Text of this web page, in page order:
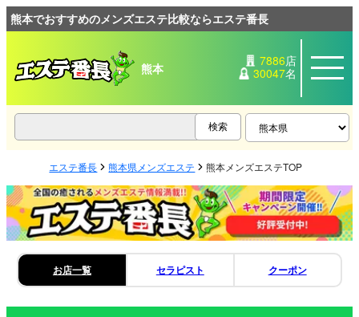
熊本でおすすめのメンズエステ比較ならエステ番長
熊本 7886店
30047名
エステ番長 熊本県メンズエステ 熊本メンズエステTOP
お店一覧 セラピスト クーポン